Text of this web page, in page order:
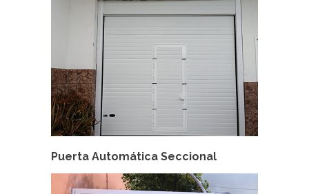
Puerta Automática Seccional